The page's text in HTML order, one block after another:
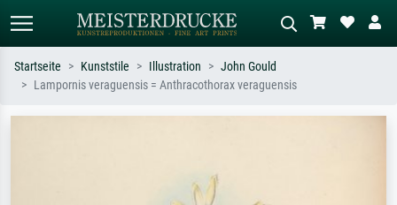
Startseite Kunststile Illustration
John Gould
Lampornis veraguensis = Anthracothorax veraguensis